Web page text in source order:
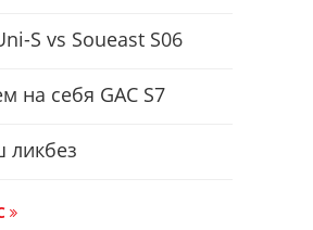
S vs Soueast S06
на себя GAC S7
ликбез